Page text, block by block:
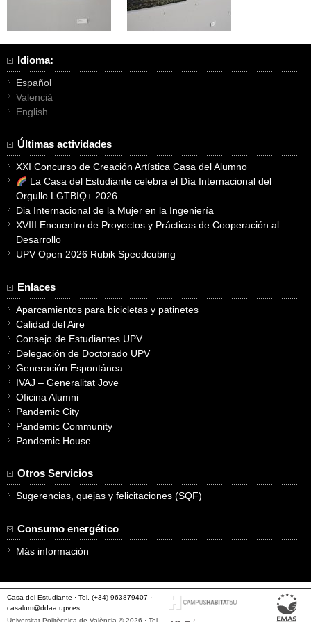
Idioma:
Español
Valencià
English
Últimas actividades
XXI Concurso de Creación Artística Casa del Alumno
La Casa del Estudiante celebra el Día Internacional del
Orgullo LGTBIQ+ 2026
Dia Internacional de la Mujer en la Ingeniería
XVIII Encuentro de Proyectos y Prácticas de Cooperación al
Desarrollo
UPV Open 2026 Rubik Speedcubing
Enlaces
Aparcamientos para bicicletas y patinetes
Calidad del Aire
Consejo de Estudiantes UPV
Delegación de Doctorado UPV
Generación Espontánea
IVAJ – Generalitat Jove
Oficina Alumni
Pandemic City
Pandemic Community
Pandemic House
Otros Servicios
Sugerencias, quejas y felicitaciones (SQF)
Consumo energético
Más información
Casa del Estudiante · Tel. (+34) 963879407 ·
casalum@ddaa.upv.es
Universitat Politècnica de València © 2026 · Tel.